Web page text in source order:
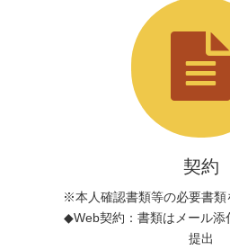
契約
※本人確認書類等の必要書類
◆Web契約：書類はメール添
提出